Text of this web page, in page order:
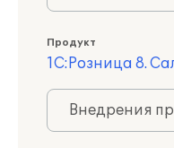
Продукт
1С:Розница 8.
Внедрения